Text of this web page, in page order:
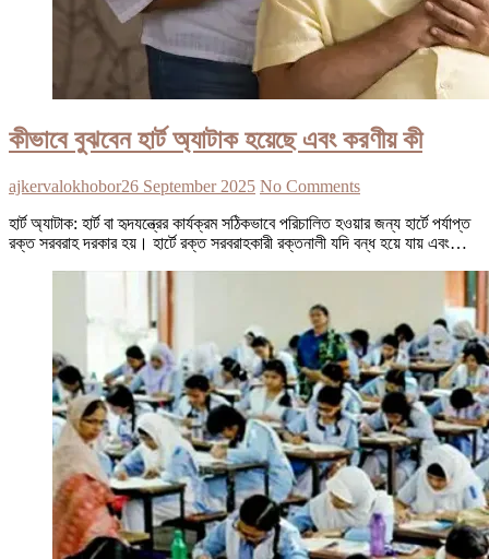
কীভাবে বুঝবেন হার্ট অ্যাটাক হয়েছে এবং করণীয় কী
ajkervalokhobor26 September 2025 No Comments
হার্ট অ্যাটাক: হার্ট বা হৃদযন্ত্রের কার্যক্রম সঠিকভাবে পরিচালিত হওয়ার জন্য হার্টে পর্যাপ্ত
রক্ত সরবরাহ দরকার হয়। হার্টে রক্ত সরবরাহকারী রক্তনালী যদি বন্ধ হয়ে যায় এবং…